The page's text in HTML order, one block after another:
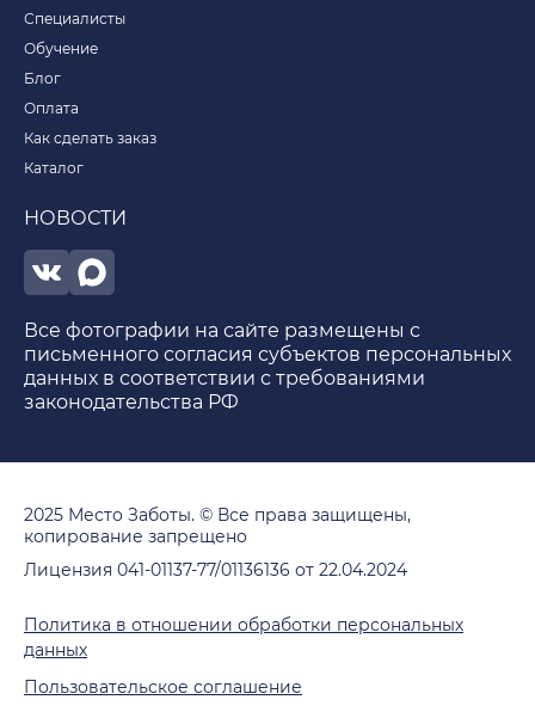
Специалисты
Обучение
Блог
Оплата
Как сделать заказ
Каталог
НОВОСТИ
Все фотографии на сайте размещены с
письменного согласия субъектов персональных
данных в соответствии с требованиями
законодательства РФ
2025 Место Заботы. © Все права защищены,
копирование запрещено
Лицензия 041-01137-77/01136136 от 22.04.2024
Политика в отношении обработки персональных
данных
Пользовательское соглашение